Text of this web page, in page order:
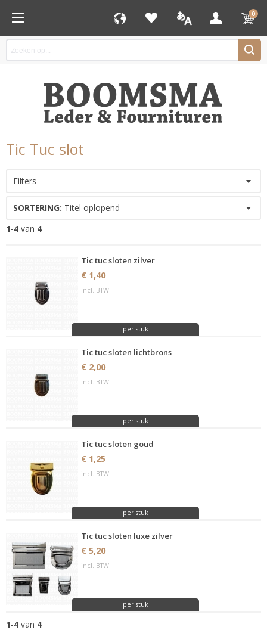
0
Tic Tuc slot
Filters
SORTERING: Titel oplopend
1-4 van 4
Tic tuc sloten zilver
€ 1,40
incl. BTW
per stuk
Tic tuc sloten lichtbrons
€ 2,00
incl. BTW
per stuk
Tic tuc sloten goud
€ 1,25
incl. BTW
per stuk
Tic tuc sloten luxe zilver
€ 5,20
incl. BTW
per stuk
1-4 van 4